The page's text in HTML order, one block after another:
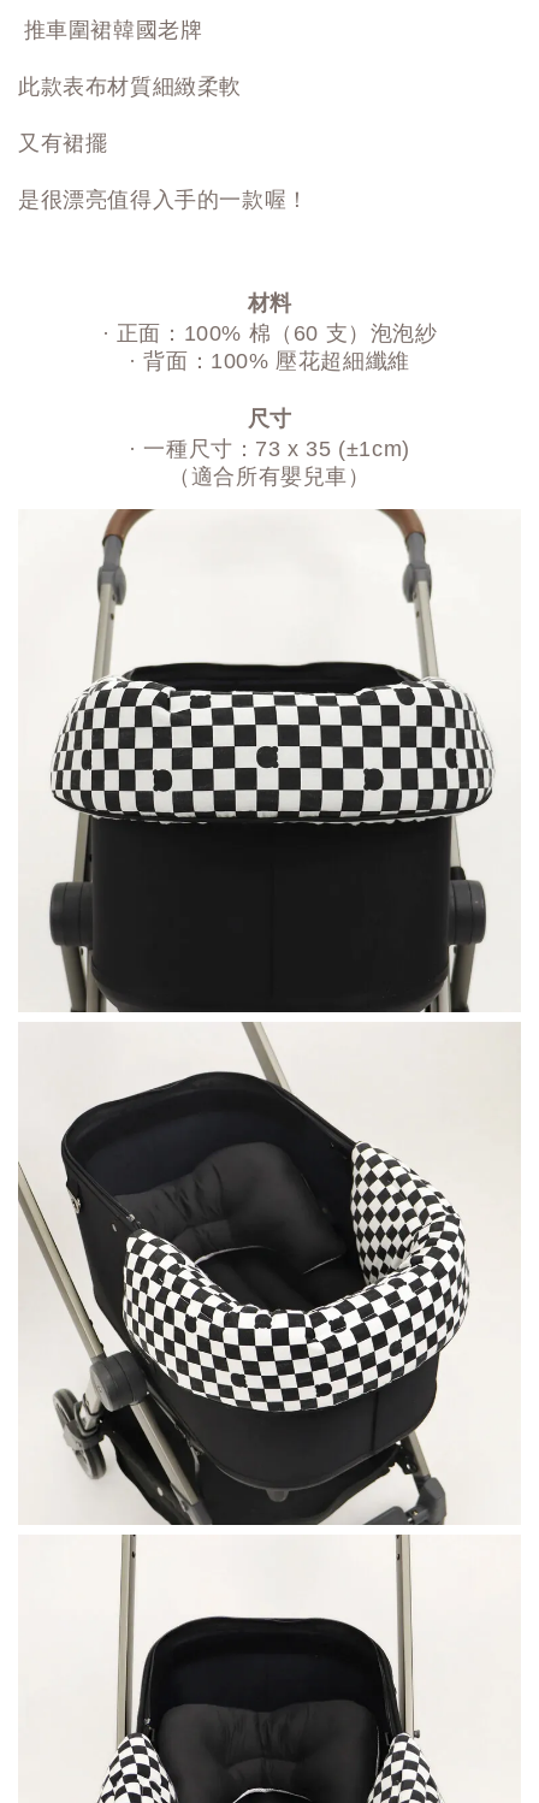
推車圍裙韓國老牌
此款表布材質細緻柔軟
又有裙擺
是很漂亮值得入手的一款喔！
材料
· 正面：100% 棉（60 支）泡泡紗
· 背面：100% 壓花超細纖維
尺寸
· 一種尺寸：73 x 35 (±1cm)
（適合所有嬰兒車）